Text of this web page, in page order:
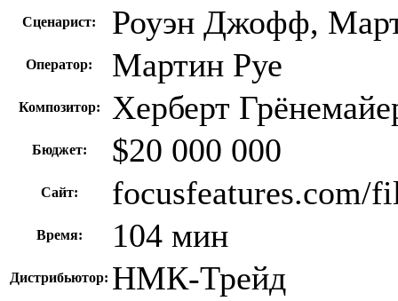
Сценарист: Роуэн Джофф,
Оператор: Мартин Руе
Композитор: Херберт
Бюджет: $20 000 000
Сайт: focusfeatures.com/
Время: 104 мин
Дистрибьютор: НМК-Трейд